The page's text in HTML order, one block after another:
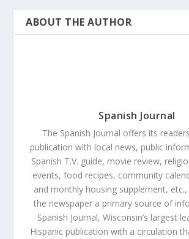
ABOUT THE AUTHOR
Spanish Journal
The Spanish Journal offers its
publication with local news, public
Spanish T.V. guide, movie review,
events, food recipes, community
and monthly housing supplement,
the newspaper a primary source of
Spanish Journal, Wisconsin’s largest
Hispanic publication with a circulation